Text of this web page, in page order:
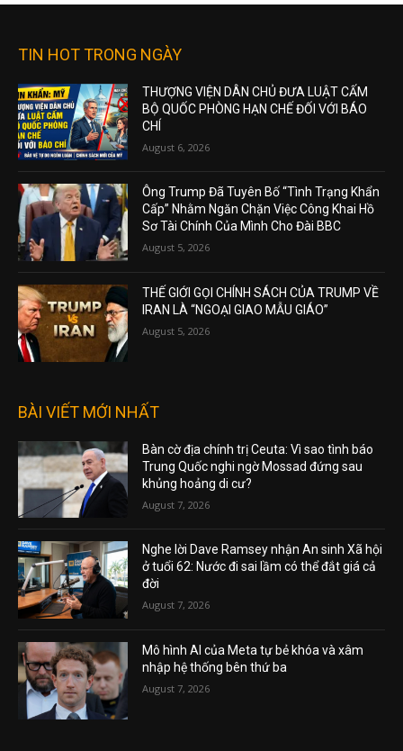
TIN HOT TRONG NGÀY
THƯỢNG VIỆN DÂN CHỦ ĐƯA LUẬT CẤM
BỘ QUỐC PHÒNG HẠN CHẾ ĐỐI VỚI BÁO
CHÍ
August 6, 2026
Ông Trump Đã Tuyên Bố “Tình Trạng Khẩn
Cấp” Nhằm Ngăn Chặn Việc Công Khai Hồ
Sơ Tài Chính Của Mình Cho Đài BBC
August 5, 2026
THẾ GIỚI GỌI CHÍNH SÁCH CỦA TRUMP VỀ
IRAN LÀ “NGOẠI GIAO MẪU GIÁO”
August 5, 2026
BÀI VIẾT MỚI NHẤT
Bàn cờ địa chính trị Ceuta: Vì sao tình báo
Trung Quốc nghi ngờ Mossad đứng sau
khủng hoảng di cư?
August 7, 2026
Nghe lời Dave Ramsey nhận An sinh Xã hội
ở tuổi 62: Nước đi sai lầm có thể đắt giá cả
đời
August 7, 2026
Mô hình AI của Meta tự bẻ khóa và xâm
nhập hệ thống bên thứ ba
August 7, 2026